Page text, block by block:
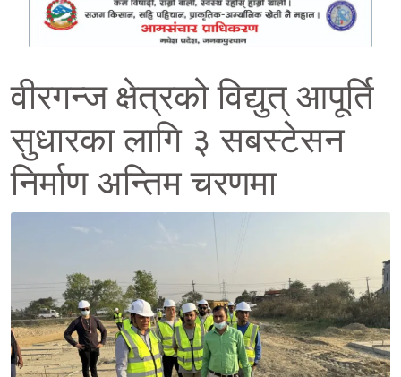
वीरगन्ज क्षेत्रको विद्युत् आपूर्ति
सुधारका लागि ३ सबस्टेसन
निर्माण अन्तिम चरणमा